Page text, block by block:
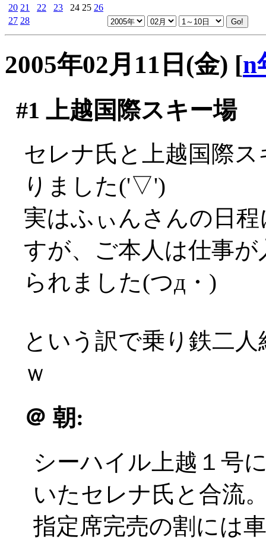
20 21 22 23 24 25 26
27 28
2005年02月11日(金) [n
#1 上越国際スキー場
セレナ氏と上越国際
りました('▽')
実はふぃんさんの日
すが、ご本人は仕事
られました(つд・)
という訳で乗り鉄二
ｗ
＠ 朝:
シーハイル上越１号
いたセレナ氏と合流
指定席完売の割には